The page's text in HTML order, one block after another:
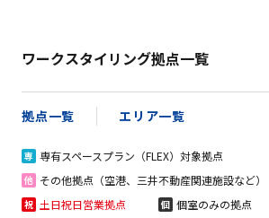
ワークスタイリング拠点一覧
拠点一覧 エリア一覧
専 専有スペースプラン（FLEX）対象拠点
他 その他拠点（空港、三井不動産関連施設など）
祝 土日祝日営業拠点 個 個室のみの拠点